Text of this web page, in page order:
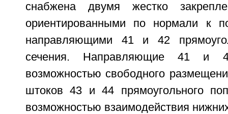
снабжена двумя жестко
ориентированными по нормали к
направляющими 41 и 42
сечения. Направляющие 41 и
возможностью свободного
штоков 43 и 44 прямоугольного
возможностью взаимодействия